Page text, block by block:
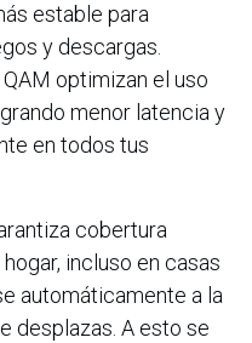
estable para
y descargas.
optimizan el uso
menor latencia y
en todos tus
cobertura
incluso en casas
automáticamente a la
desplazas. A esto se